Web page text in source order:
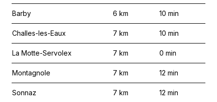
Barby 6 km 10 min
Challes-les-Eaux 7 km 10 min
La Motte-Servolex 7 km 0 min
Montagnole 7 km 12 min
Sonnaz 7 km 12 min